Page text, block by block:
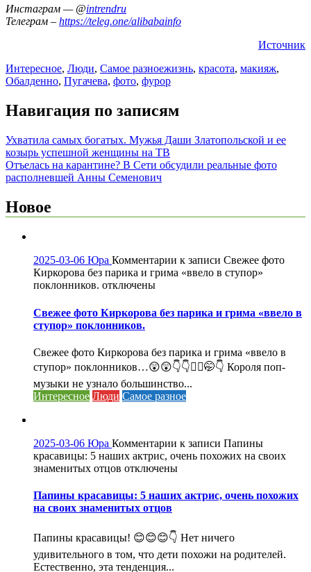
Инстаграм — @intrendru
Телеграм – https://teleg.one/alibabainfo
Источник
Интересное, Люди, Самое разноежизнь, красота, макияж,
Обалденно, Пугачева, фото, фурор
Навигация по записям
Ухватила самых богатых. Мужья Даши Златопольской и ее
козырь успешной женщины на ТВ
Отъелась на карантине? В Сети обсудили реальные фото
располневшей Анны Семенович
Новое
2025-03-06 Юра Комментарии к записи Свежее фото
Киркорова без парика и грима «ввело в ступор»
поклонников. отключены
Свежее фото Киркорова без парика и грима «ввело в
ступор» поклонников.
Свежее фото Киркорова без парика и грима «ввело в
ступор» поклонников…😲😲👇👇🤦‍♀️🤭👇 Короля поп-
музыки не узнало большинство...
Интересное Люди Самое разное
2025-03-06 Юра Комментарии к записи Папины
красавицы: 5 наших актрис, очень похожих на своих
знаменитых отцов отключены
Папины красавицы: 5 наших актрис, очень похожих
на своих знаменитых отцов
Папины красавицы! 😊😊😊👇 Нет ничего
удивительного в том, что дети похожи на родителей.
Естественно, эта тенденция...